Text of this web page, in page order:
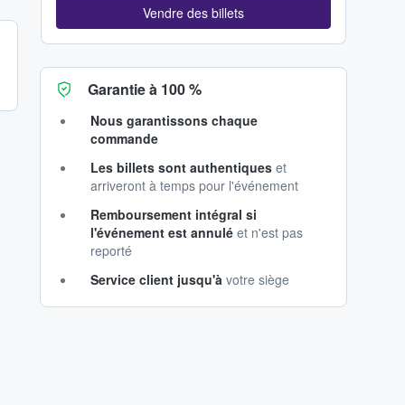
Vendre des billets
Garantie à 100 %
Nous garantissons chaque
commande
Les billets sont authentiques et
arriveront à temps pour l'événement
Remboursement intégral si
l'événement est annulé et n'est pas
reporté
Service client jusqu'à votre siège